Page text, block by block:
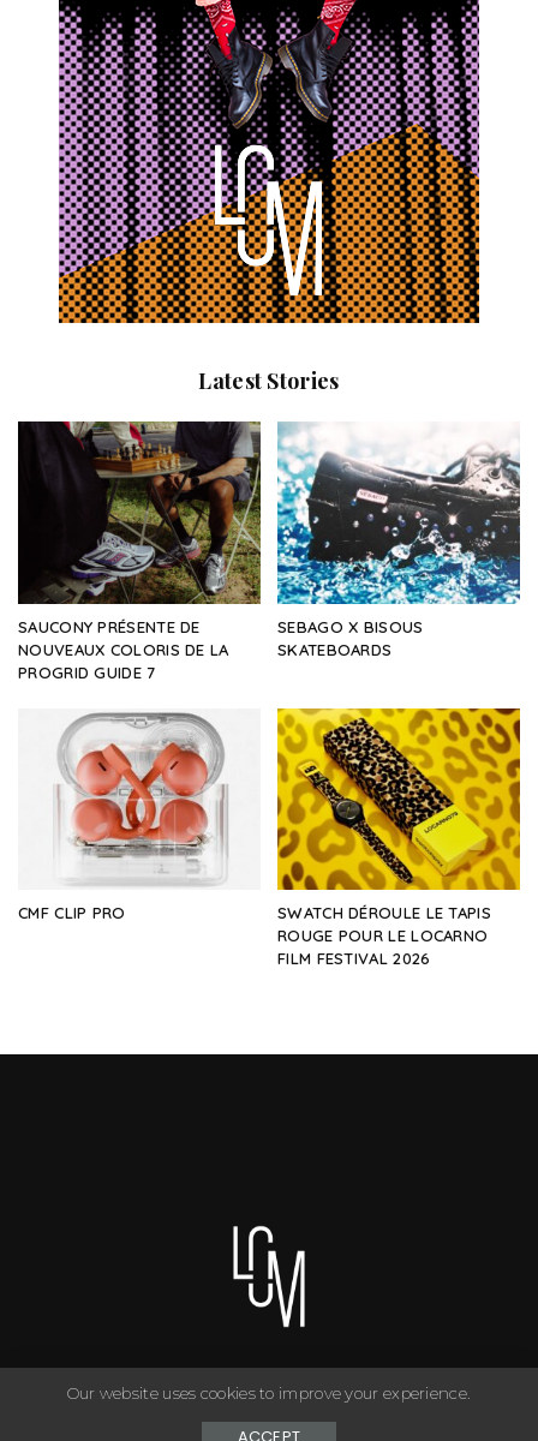
Latest Stories
SAUCONY PRÉSENTE DE
NOUVEAUX COLORIS DE LA
PROGRID GUIDE 7
SEBAGO X BISOUS
SKATEBOARDS
CMF CLIP PRO
SWATCH DÉROULE LE TAPIS
ROUGE POUR LE LOCARNO
FILM FESTIVAL 2026
You can have anything you want in life if you dress for it. ©
Copyright Le Closet - 2024
Our website uses cookies to improve your experience.